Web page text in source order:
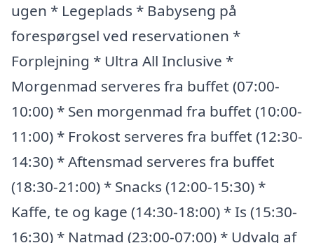
ugen * Legeplads * Babyseng på
forespørgsel ved reservationen *
Forplejning * Ultra All Inclusive *
Morgenmad serveres fra buffet (07:00-
10:00) * Sen morgenmad fra buffet (10:00-
11:00) * Frokost serveres fra buffet (12:30-
14:30) * Aftensmad serveres fra buffet
(18:30-21:00) * Snacks (12:00-15:30) *
Kaffe, te og kage (14:30-18:00) * Is (15:30-
16:30) * Natmad (23:00-07:00) * Udvalg af